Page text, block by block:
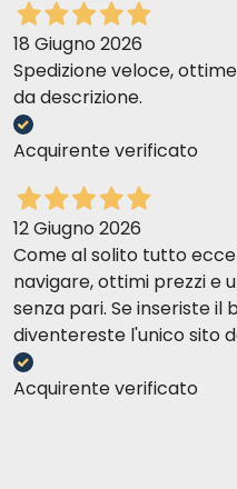
18 Giugno 2026
Spedizione veloce,
da descrizione.
Acquirente verificato
12 Giugno 2026
Come al solito tutto
navigare, ottimi prezzi e
senza pari. Se inseriste
diventereste l'unico sito
Acquirente verificato